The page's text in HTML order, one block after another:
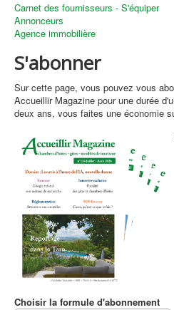
Carnet des fournisseurs - S'équiper
Annonceurs
Agence immobilière
S'abonner
Sur cette page, vous pouvez vous
Accueillir Magazine pour une durée
deux ans, vous faites une économie
Choisir la formule d'abonnement